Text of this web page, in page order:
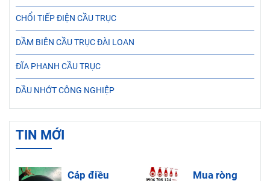
CHỔI TIẾP ĐIỆN CẦU TRỤC
DẦM BIÊN CẦU TRỤC ĐÀI LOAN
ĐĨA PHANH CẦU TRỤC
DẦU NHỚT CÔNG NGHIỆP
TIN MỚI
Cáp điều
Mua ròng